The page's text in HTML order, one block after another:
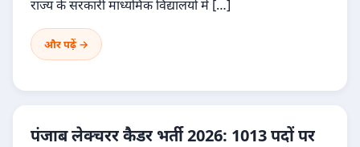
राज्य के सरकारी माध्यमिक विद्यालयों में […]
और पढ़ें →
पंजाब लेक्चरर कैडर भर्ती 2026: 1013 पदों पर